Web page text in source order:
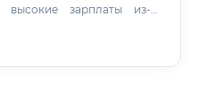
зарплаты из-за
Нефтегазовая отрасль: